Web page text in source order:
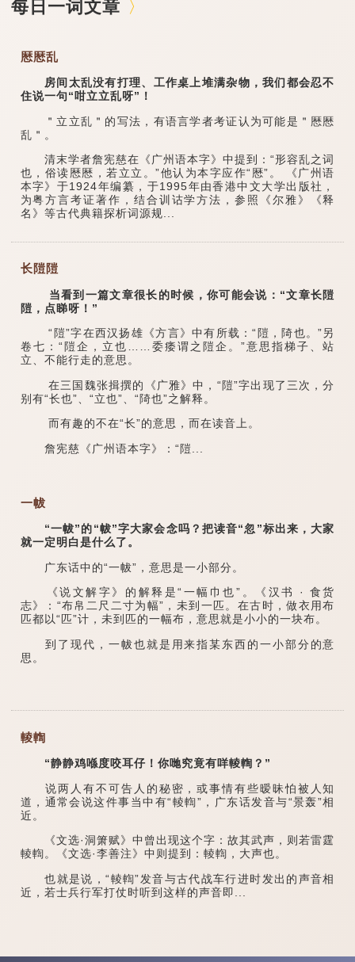
每日一词文章
厯厯乱
房间太乱没有打理、工作桌上堆满杂物，我们都会忍不
住说一句“咁立立乱呀”！
＂立立乱＂的写法，有语言学者考证认为可能是＂厯厯
乱＂。
清末学者詹宪慈在《广州语本字》中提到：“形容乱之词
也，俗读厯厯，若立立。”他认为本字应作“厯”。 《广州语
本字》于1924年编纂，于1995年由香港中文大学出版社，
为粤方言考证著作，结合训诂学方法，参照《尔雅》《释
名》等古代典籍探析词源规...
长隑隑
当看到一篇文章很长的时候，你可能会说：“文章长隑
隑，点睇呀！”
“隑”字在西汉扬雄《方言》中有所载：“隑，陭也。”另
卷七：“隑企，立也……委痿谓之隑企。”意思指梯子、站
立、不能行走的意思。
在三国魏张揖撰的《广雅》中，“隑”字出现了三次，分
别有“长也”、“立也”、“陭也”之解释。
而有趣的不在“长”的意思，而在读音上。
詹宪慈《广州语本字》：“隑...
一帗
“一帗”的“帗”字大家会念吗？把读音“忽”标出来，大家
就一定明白是什么了。
广东话中的“一帗”，意思是一小部分。
《说文解字》的解释是“一幅巾也”。《汉书 · 食货
志》：“布帛二尺二寸为幅”，未到一匹。在古时，做衣用布
匹都以“匹”计，未到匹的一幅布，意思就是小小的一块布。
到了现代，一帗也就是用来指某东西的一小部分的意
思。
輘輷
“静静鸡喺度咬耳仔！你哋究竟有咩輘輷？”
说两人有不可告人的秘密，或事情有些暧昧怕被人知
道，通常会说这件事当中有“輘輷”，广东话发音与“景轰”相
近。
《文选·洞箫赋》中曾出现这个字：故其武声，则若雷霆
輘輷。《文选·李善注》中则提到：輘輷，大声也。
也就是说，“輘輷”发音与古代战车行进时发出的声音相
近，若士兵行军打仗时听到这样的声音即...